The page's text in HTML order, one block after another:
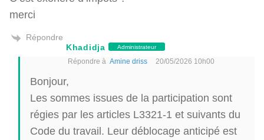
merci
Répondre
Khadidja
Administrateur
Répondre à Amine driss 20/05/2026 10h00
Bonjour,
Les sommes issues de la participation sont
régies par les articles L3321-1 et suivants du
Code du travail. Leur déblocage anticipé est